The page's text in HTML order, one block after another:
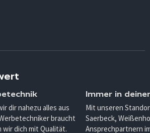
dir nahezu alles aus
braucht
dich mit Qualität.
Immer in
Mit unseren
Saerbeck,
Ansprechpartnern